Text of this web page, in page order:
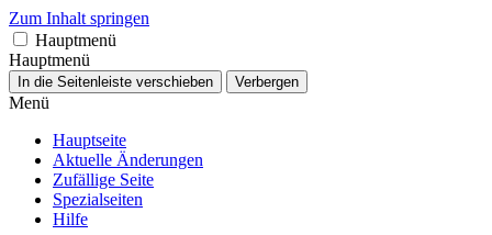
Zum Inhalt springen
Hauptmenü
Hauptmenü
In die Seitenleiste verschieben Verbergen
Menü
Hauptseite
Aktuelle Änderungen
Zufällige Seite
Spezialseiten
Hilfe